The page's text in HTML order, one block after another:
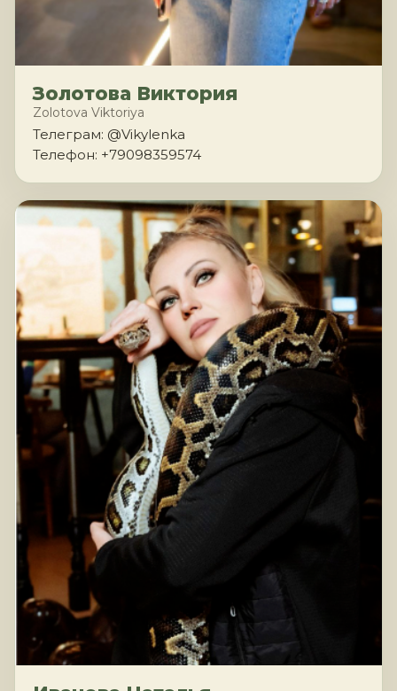
Золотова Виктория
Zolotova Viktoriya
Телеграм: @Vikylenka
Телефон: +79098359574